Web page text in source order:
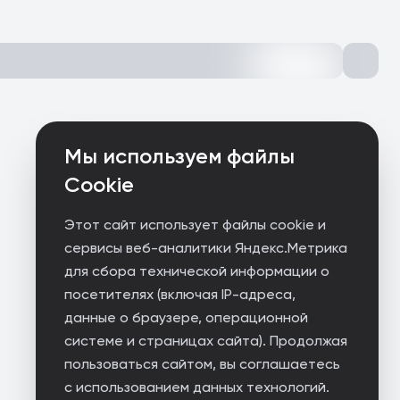
Мы используем файлы
Cookie
Этот сайт использует файлы cookie и
сервисы веб-аналитики Яндекс.Метрика
для сбора технической информации о
посетителях (включая IP-адреса,
данные о браузере, операционной
системе и страницах сайта). Продолжая
пользоваться сайтом, вы соглашаетесь
с использованием данных технологий.